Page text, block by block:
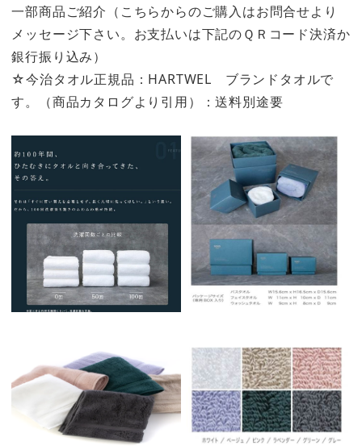
一部商品ご紹介（こちらからのご購入はお問合せより
メッセージ下さい。お支払いは下記のＱＲコード決済か
銀行振り込み）
☆今治タオル正規品：HARTWEL ブランドタオルで
す。（商品カタログより引用）：送料別途要